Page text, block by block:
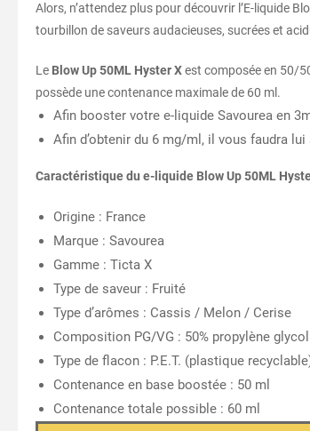
Alors, n’attendez plus pour découvrir l’E-liquide
tourbillon de saveurs audacieuses, sucrées et
Le Blow Up 50ML Hyster Xest composée en 50/
possède une contenance maximale de 60 ml.
Afin booster votre e-liquide Savourea en
Afin d’obtenir du 6 mg/ml, il vous faudra
Caractéristique du e-liquide Blow Up 50ML
Origine : France
Marque : Savourea
Gamme : Ticta X
Type de saveur : Fruité
Type d’arômes : Cassis / Melon / Cerise
Composition PG/VG : 50% propylène
Type de flacon : P.E.T. (plastique
Contenance en base boostée : 50 ml
Contenance totale possible : 60 ml